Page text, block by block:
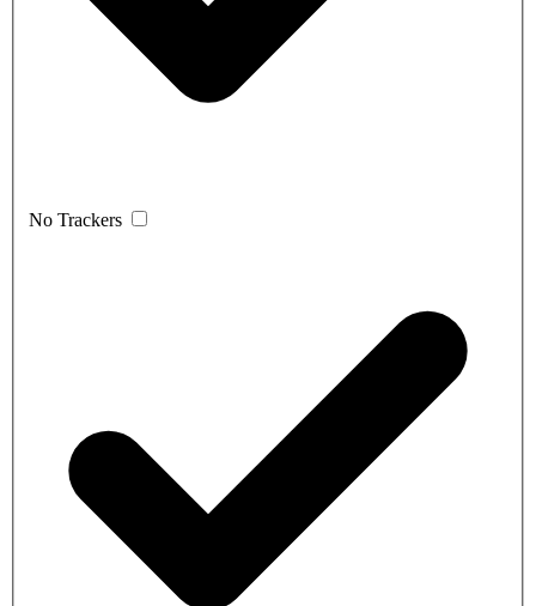
No Trackers